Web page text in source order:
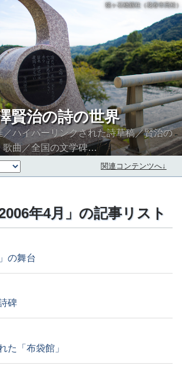
猿ヶ石橋親柱（花巻市高松）
賢治の詩の世界
ハイパーリンクされた詩草稿／賢治の
歌曲／全国の文学碑…
関連コンテンツへ↓
年4月」の記事リスト
の舞台
碑
た「布袋館」